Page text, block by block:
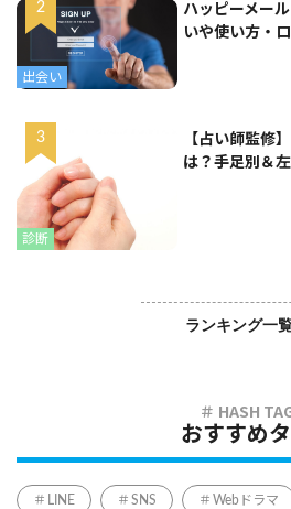
出会い
ハッピーメー
いや使い方・
診断
【占い師監修
は？手足別＆
ランキング一
おすすめ
LINE SNS Webドラマ